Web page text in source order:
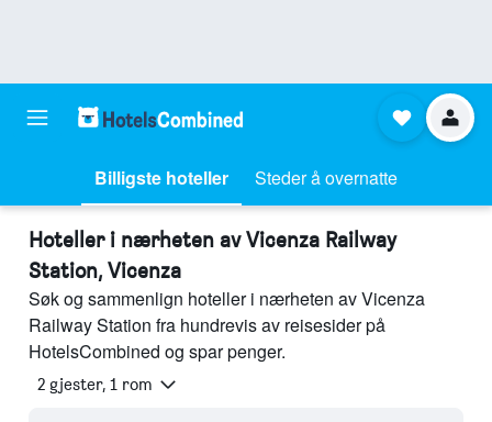
Billigste hoteller Steder å overnatte
Hoteller i nærheten av Vicenza Railway
Station, Vicenza
Søk og sammenlign hoteller i nærheten av Vicenza
Railway Station fra hundrevis av reisesider på
HotelsCombined og spar penger.
2 gjester, 1 rom